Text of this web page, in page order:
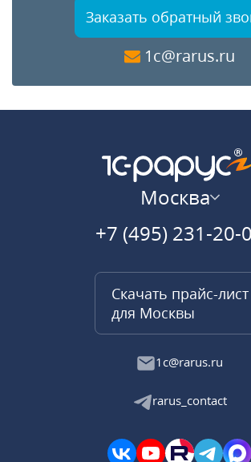
Заказать обратный
1c@rarus.ru
Москва
+7 (495) 231-20-
Скачать прайс-лист
для Москвы
1c@rarus.ru
rarus_contact